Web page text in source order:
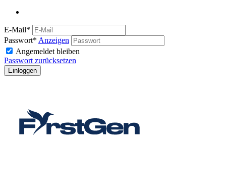
E-Mail*
Passwort* Anzeigen
Angemeldet bleiben
Passwort zurücksetzen